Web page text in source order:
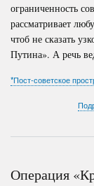
ограниченность
рассматривает
чтоб не сказать
Путина». А речь
*Пост-советское
Операция